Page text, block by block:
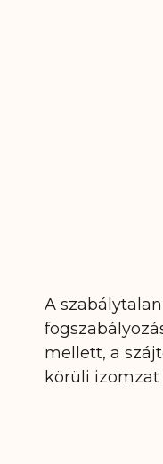
A
mellett, a
körüli izomzat